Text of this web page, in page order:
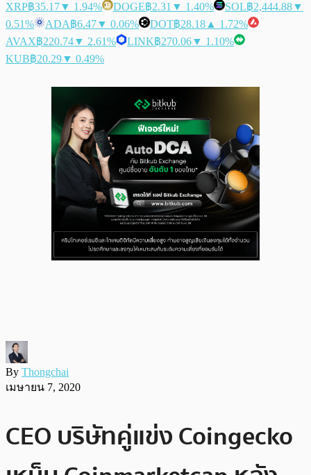
XRP฿35.17▼ 1.94% DOGE฿2.31 ▼ 1.40% SOL฿2,444.88▼
0.51%
ADA฿6.47▼ 0.06% DOT฿28.18 ▲ 1.72%
AVAX฿220.74▼ 2.61% LINK฿270.06▼ 1.10%
KUB฿20.29▼ 0.49%
By Thongchai
เมษายน 7, 2020
CEO บริษัทคู่แข่ง Coingecko